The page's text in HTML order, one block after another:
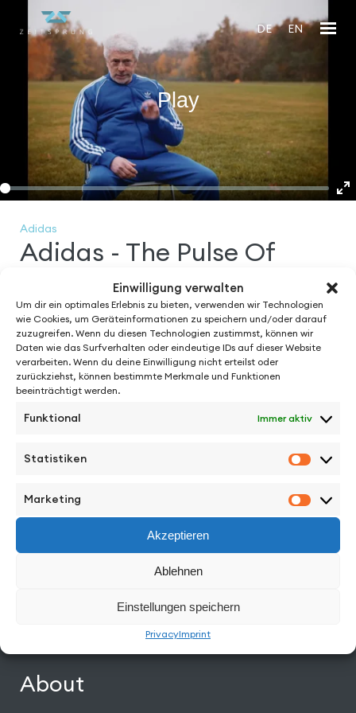
Einwilligung verwalten
Um dir ein optimales Erlebnis zu bieten, verwenden wir Technologien
wie Cookies, um Geräteinformationen zu speichern und/oder darauf
zuzugreifen. Wenn du diesen Technologien zustimmst, können wir
Daten wie das Surfverhalten oder eindeutige IDs auf dieser Website
verarbeiten. Wenn du deine Einwilligung nicht erteilst oder
zurückziehst, können bestimmte Merkmale und Funktionen
beeinträchtigt werden.
Funktional Immer aktiv
Statistiken
Marketing
Akzeptieren
Ablehnen
Einstellungen speichern
PrivacyImprint
DE EN
Play
Adidas
Adidas - The Pulse Of
See More from
About